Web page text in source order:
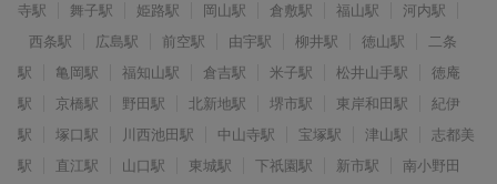
寺駅
舞子駅 姫路駅 岡山駅 倉敷駅 福山駅
河内駅
西条駅
広島駅 前空駅 由宇駅 柳井駅 徳山駅
二条
駅
亀岡駅 福知山駅 倉吉駅 米子駅 松井山手駅
徳庵
駅
京橋駅 野田駅 北新地駅 堺市駅 東岸和田駅
紀伊
駅
塚口駅 川西池田駅 中山寺駅 宝塚駅 津山駅
志都美
駅
直江駅 山口駅 東城駅 下祇園駅 新市駅
南小野田